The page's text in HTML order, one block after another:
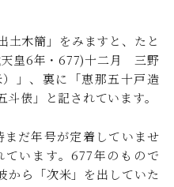
土木簡」をみますと、たと
天皇6年・677)十二月 三野
」、裏に「恵那五十戸造
斗俵」と記されています。
まだ年号が定着していませ
います。677年のもので
から「次米」を出していた